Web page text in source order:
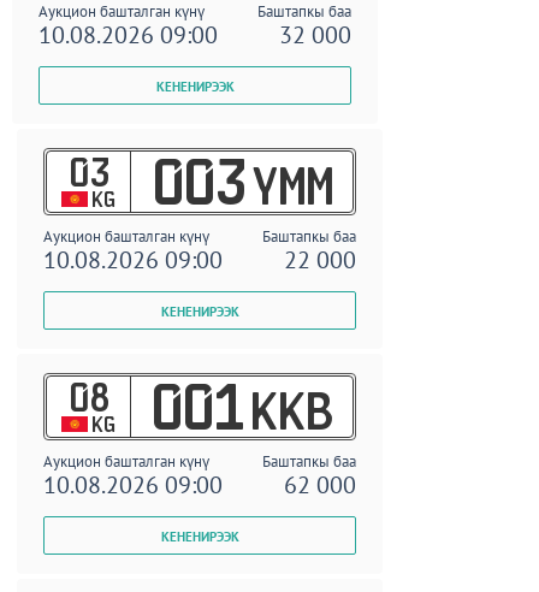
Аукцион башталган күнү Баштапкы баа
10.08.2026 09:00 32 000
03
KG 003 YMM
Аукцион башталган күнү Баштапкы баа
10.08.2026 09:00 22 000
08
KG 001 KKB
Аукцион башталган күнү Баштапкы баа
10.08.2026 09:00 62 000